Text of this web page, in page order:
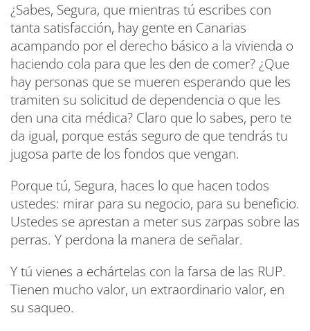
¿Sabes, Segura, que mientras tú escribes con
tanta satisfacción, hay gente en Canarias
acampando por el derecho básico a la vivienda o
haciendo cola para que les den de comer? ¿Que
hay personas que se mueren esperando que les
tramiten su solicitud de dependencia o que les
den una cita médica? Claro que lo sabes, pero te
da igual, porque estás seguro de que tendrás tu
jugosa parte de los fondos que vengan.
Porque tú, Segura, haces lo que hacen todos
ustedes: mirar para su negocio, para su beneficio.
Ustedes se aprestan a meter sus zarpas sobre las
perras. Y perdona la manera de señalar.
Y tú vienes a echártelas con la farsa de las RUP.
Tienen mucho valor, un extraordinario valor, en
su saqueo.